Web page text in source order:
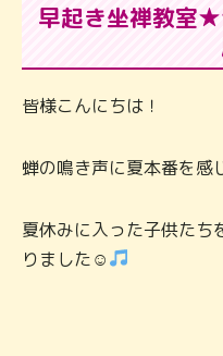
早起き坐禅教室
皆様こんにちは！
蝉の鳴き声に夏本番を
夏休みに入った子供たち
りました☺